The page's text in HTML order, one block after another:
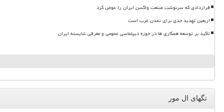
قراردادی که سرنوشت صنعت واکسن ایران را عوض کرد
اربعین تهدید جدی برای تمدن غرب است
تاکید بر توسعه همکاری ها در حوزه دیپلماسی عمومی و معرفی شایسته ایران
تگهای ال مور